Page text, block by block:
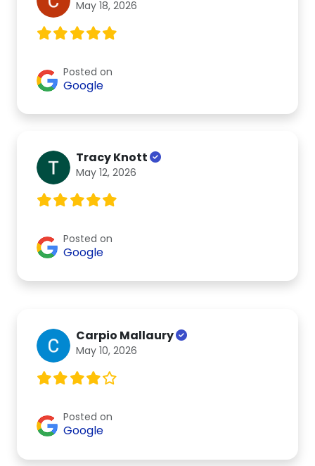
May 18, 2026
Posted on
Google
Tracy Knott
May 12, 2026
Posted on
Google
Carpio Mallaury
May 10, 2026
Posted on
Google